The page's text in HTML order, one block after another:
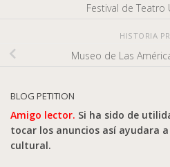
Festival de Teatro
HISTORIA
Museo de Las
BLOG PETITION
Amigo lector. Si ha sido de
tocar los anuncios así ayudara
cultural.